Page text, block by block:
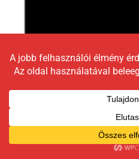
Ekkor még nem tudtuk, ki
pedig nehezebb
Görög, dán, izraeli,